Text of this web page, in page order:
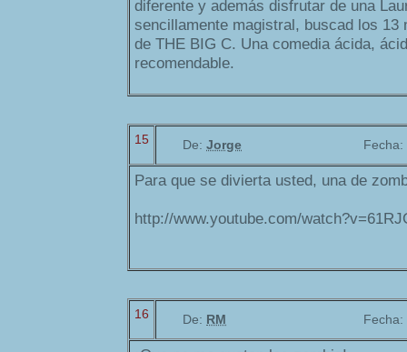
diferente y además disfrutar de una
sencillamente magistral, buscad los 13
de THE BIG C. Una comedia ácida,
recomendable.
15 De: Jorge Fecha:
Para que se divierta usted, una de
http://www.youtube.com/
16 De: RM Fecha: